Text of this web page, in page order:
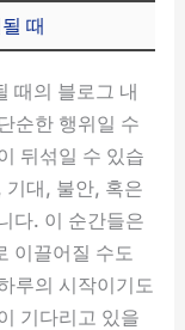
때
때의 블로그 내
순한 행위일 수
뒤섞일 수 있습
기대, 불안, 혹은
다. 이 순간들은
이끌어질 수도
루의 시작이기도
기다리고 있을